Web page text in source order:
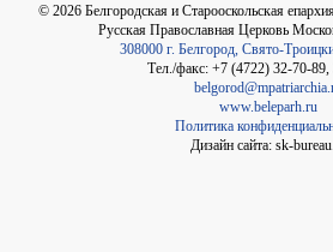
© 2026 Белгородская и Старооскольская
Русская Православная Церковь
308000 г. Белгород, Свято-
Тел./факс: +7 (4722) 32-70-
www.beleparh.ru
Политика
Дизайн сайта: sk-